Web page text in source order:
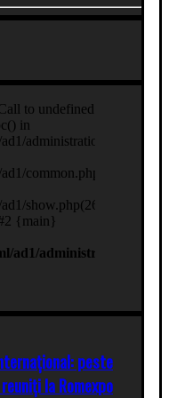
peste
la Romexpo